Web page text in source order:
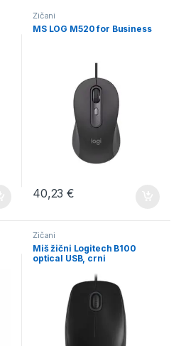
Žičani
MS LOG M520 for Business
40,23€
Žičani
Miš žični Logitech B100
optical USB, crni